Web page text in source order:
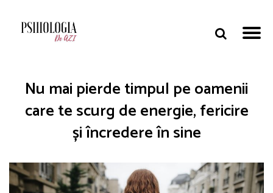
Nu mai pierde timpul pe oamenii
care te scurg de energie, fericire
și încredere în sine